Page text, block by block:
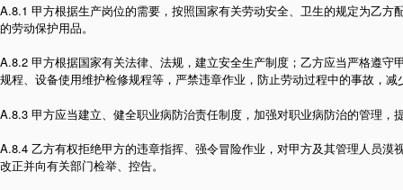
A.8.1 甲方根据生产岗位的需要，按照国家有关劳动安全、卫生的规定为乙方
的劳动保护用品。
A.8.2 甲方根据国家有关法律、法规，建立安全生产制度；乙方应当严格遵守
规程、设备使用维护检修规程等，严禁违章作业，防止劳动过程中的事故，减
A.8.3 甲方应当建立、健全职业病防治责任制度，加强对职业病防治的管理，
A.8.4 乙方有权拒绝甲方的违章指挥、强令冒险作业，对甲方及其管理人员漠
改正并向有关部门检举、控告。